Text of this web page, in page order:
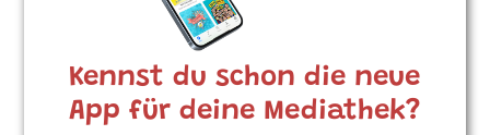
En Tiger uf der Stroos
Linard Bardill
Was i nid weiss, weiss mini Geiss
#Tiger
Kennst du schon die neue
App für deine Mediathek?